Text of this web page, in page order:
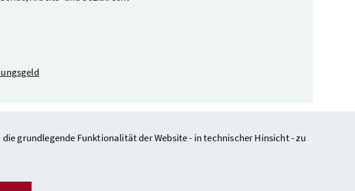
grundlegende Funktionalität der Website - in technischer Hinsicht - zu